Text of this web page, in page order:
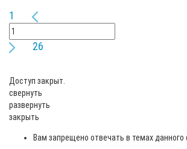
1
26
Доступ закрыт.
свернуть
развернуть
закрыть
Вам запрещено отвечать в темах данного